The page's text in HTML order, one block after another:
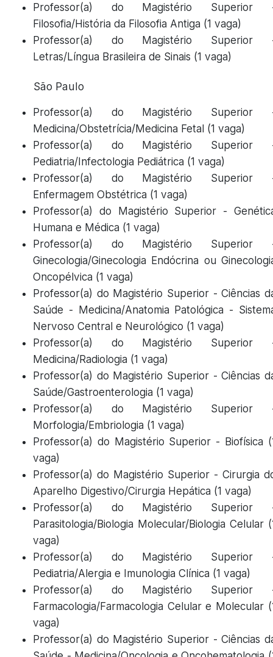
Professor(a) do Magistério Superior
Filosofia/História da Filosofia Antiga (1 vaga)
Professor(a) do Magistério Superior
Letras/Língua Brasileira de Sinais (1 vaga)
São Paulo
Professor(a) do Magistério Superior
Medicina/Obstetrícia/Medicina Fetal (1 vaga)
Professor(a) do Magistério Superior
Pediatria/Infectologia Pediátrica (1 vaga)
Professor(a) do Magistério Superior
Enfermagem Obstétrica (1 vaga)
Professor(a) do Magistério Superior -
Humana e Médica (1 vaga)
Professor(a) do Magistério Superior
Ginecologia/Ginecologia Endócrina ou
Oncopélvica (1 vaga)
Professor(a) do Magistério Superior - Ciências
Saúde - Medicina/Anatomia Patológica -
Nervoso Central e Neurológico (1 vaga)
Professor(a) do Magistério Superior
Medicina/Radiologia (1 vaga)
Professor(a) do Magistério Superior - Ciências
Saúde/Gastroenterologia (1 vaga)
Professor(a) do Magistério Superior
Morfologia/Embriologia (1 vaga)
Professor(a) do Magistério Superior - Biofísica
vaga)
Professor(a) do Magistério Superior - Cirurgia
Aparelho Digestivo/Cirurgia Hepática (1 vaga)
Professor(a) do Magistério Superior
Parasitologia/Biologia Molecular/Biologia Celular
vaga)
Professor(a) do Magistério Superior
Pediatria/Alergia e Imunologia Clínica (1 vaga)
Professor(a) do Magistério Superior
Farmacologia/Farmacologia Celular e Molecular
vaga)
Professor(a) do Magistério Superior - Ciências